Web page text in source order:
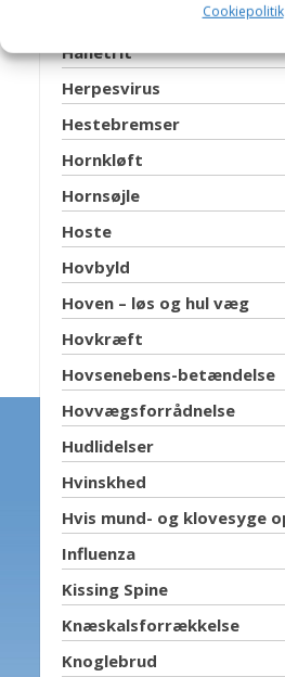
Cookiepolitik
Hanetrit
Herpesvirus
Hestebremser
Hornkløft
Hornsøjle
Hoste
Hovbyld
Hoven – løs og hul væg
Hovkræft
Hovsenebens-betændelse
Hovvægsforrådnelse
Hudlidelser
Hvinskhed
Hvis mund- og klovesyge
Influenza
Kissing Spine
Knæskalsforrækkelse
Knoglebrud